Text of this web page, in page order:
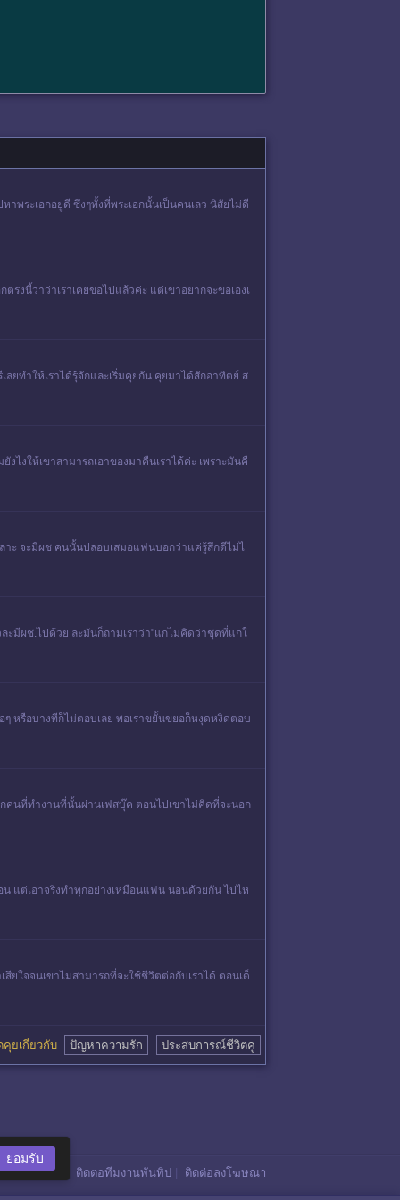
าพระเอกอยู่ดี ซึ่งๆทั้งที่พระเอกนั้นเป็นคนเลว นิสัยไม่ดี
งนี้ว่าว่าเราเคยขอไปแล้วค่ะ แต่เขาอยากจะขอเองเ
ยทำให้เราได้รุ้จักและเริ่มคุยกัน คุยมาได้สักอาทิตย์ ส
ไงให้เขาสามารถเอาของมาคืนเราได้ค่ะ เพราะมันคื
ลาะ จะมีผช คนนั้นปลอบเสมอแฟนบอกว่าแค่รู้สึกดีไม่ไ
ะมีผช.ไปด้วย ละมันก็ถามเราว่า"แกไม่คิดว่าชุดที่แกใ
หรือบางทีก็ไม่ตอบเลย พอเราขยั้นขยอก็หงุดหงิดตอบ
กคนที่ทำงานที่นั้นผ่านเฟสบุ๊ค ตอนไปเขาไม่คิดที่จะนอก
น แต่เอาจริงทำทุกอย่างเหมือนแฟน นอนด้วยกัน ไปไห
ยใจจนเขาไม่สามารถที่จะใช้ชีวิตต่อกับเราได้ ตอนเด็
ยเกี่ยวกับ ปัญหาความรัก ประสบการณ์ชีวิตคู่
ติดต่อทีมงานพันทิป ติดต่อลงโฆษณา
ยอมรับ